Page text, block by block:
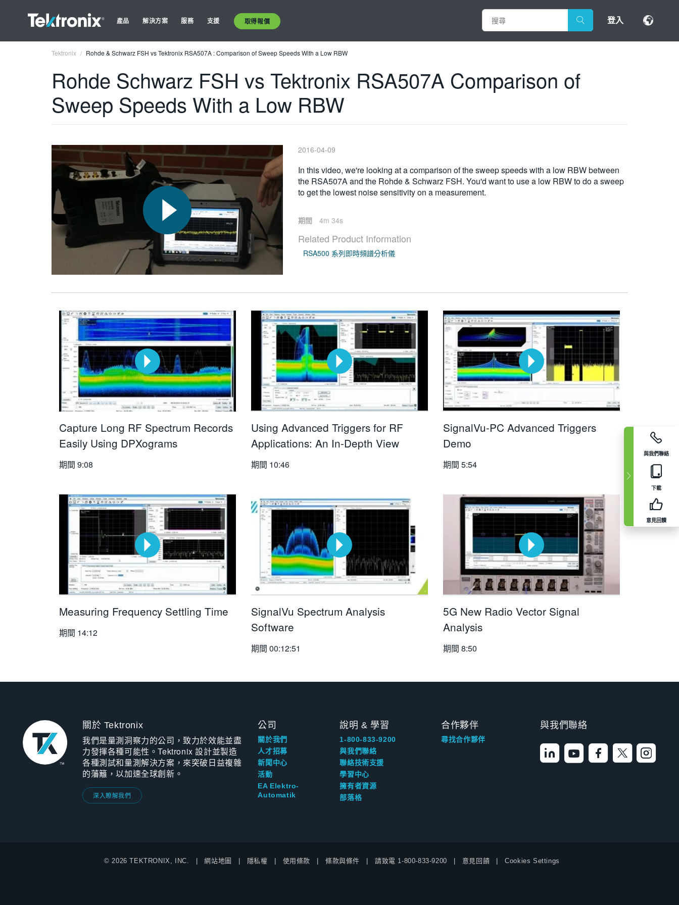
產品 解決方案 服務 支援 取得報價 登入
與我們聯絡
下載
意見回饋
Tektronix Rohde & Schwarz FSH vs Tektronix RSA507A : Comparison of Sweep Speeds With a Low RBW
Rohde Schwarz FSH vs Tektronix RSA507A Comparison of
Sweep Speeds With a Low RBW
2016-04-09
In this video, we're looking at a comparison of the sweep speeds with a low RBW between
the RSA507A and the Rohde & Schwarz FSH. You'd want to use a low RBW to do a sweep
to get the lowest noise sensitivity on a measurement.
期間 4m 34s
Related Product Information
RSA500 系列即時頻譜分析儀
Capture Long RF Spectrum Records
Easily Using DPXograms
期間 9:08
Using Advanced Triggers for RF
Applications: An In-Depth View
期間 10:46
SignalVu-PC Advanced Triggers
Demo
期間 5:54
Measuring Frequency Settling Time
期間 14:12
SignalVu Spectrum Analysis
Software
期間 00:12:51
5G New Radio Vector Signal
Analysis
期間 8:50
關於 Tektronix
我們是量測洞察力的公司，致力於效能並盡
力發揮各種可能性。Tektronix 設計並製造
各種測試和量測解決方案，來突破日益複雜
的藩籬，以加速全球創新。
深入瞭解我們
公司
關於我們
人才招募
新聞中心
活動
EA Elektro-
Automatik
說明 & 學習
1-800-833-9200
與我們聯絡
聯絡技術支援
學習中心
擁有者資源
部落格
合作夥伴
尋找合作夥伴
與我們聯絡
© 2026 TEKTRONIX, INC. 網站地圖 隱私權 使用條款 條款與條件 請致電 1-800-833-9200 意見回饋 Cookies Settings